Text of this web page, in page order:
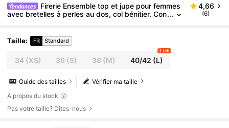
Firerie Ensemble top et jupe pour femmes
avec bretelles à perles au dos, col bénitier. Con
nue de sortie, tenue d'aéroport, streetwear, tenue d
4,66
(6)
Taille: FR Standard
34(XS) 36 (S) 38 (M) 40/42 (L)
1 left
Vérifier ma taille
Guide des tailles
À propos du stock
Pas votre taille? Dites-nous